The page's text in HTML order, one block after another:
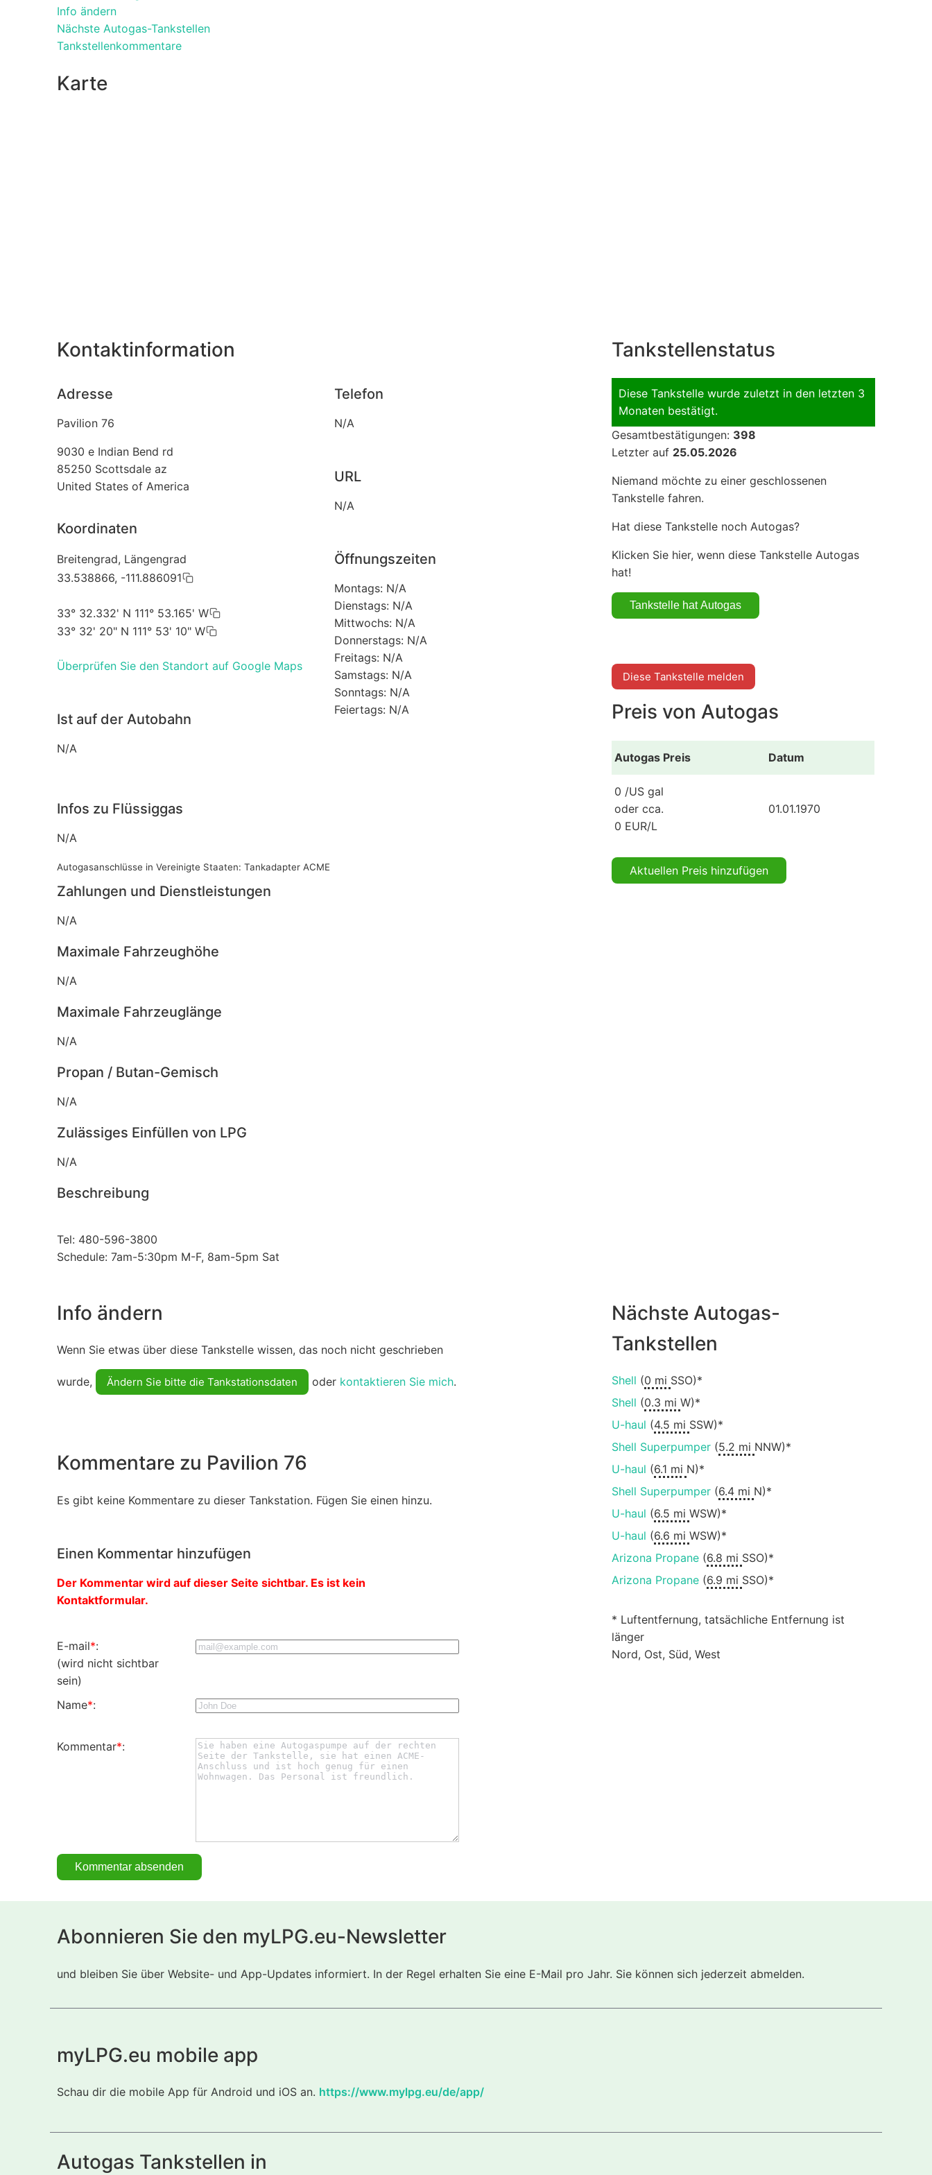
Info ändern
Nächste Autogas-Tankstellen
Tankstellenkommentare
Karte
Kontaktinformation
Adresse
Pavilion 76
9030 e Indian Bend rd
85250 Scottsdale az
United States of America
Koordinaten
Breitengrad, Längengrad
33.538866, -111.886091
33° 32.332' N 111° 53.165' W
33° 32' 20" N 111° 53' 10" W
Überprüfen Sie den Standort auf Google Maps
Ist auf der Autobahn
N/A
Telefon
N/A
URL
N/A
Öffnungszeiten
Montags: N/A
Dienstags: N/A
Mittwochs: N/A
Donnerstags: N/A
Freitags: N/A
Samstags: N/A
Sonntags: N/A
Feiertags: N/A
Infos zu Flüssiggas
N/A
Autogasanschlüsse in Vereinigte Staaten: Tankadapter ACME
Zahlungen und Dienstleistungen
N/A
Maximale Fahrzeughöhe
N/A
Maximale Fahrzeuglänge
N/A
Propan / Butan-Gemisch
N/A
Zulässiges Einfüllen von LPG
N/A
Beschreibung
Tel: 480-596-3800
Schedule: 7am-5:30pm M-F, 8am-5pm Sat
Tankstellenstatus
Diese Tankstelle wurde zuletzt in den letzten 3
Monaten bestätigt.
Gesamtbestätigungen: 398
Letzter auf 25.05.2026
Niemand möchte zu einer geschlossenen
Tankstelle fahren.
Hat diese Tankstelle noch Autogas?
Klicken Sie hier, wenn diese Tankstelle Autogas
hat!
Diese Tankstelle melden
Preis von Autogas
Autogas Preis Datum
0 /US gal
oder cca.
0 EUR/L
01.01.1970
Aktuellen Preis hinzufügen
Info ändern
Wenn Sie etwas über diese Tankstelle wissen, das noch nicht geschrieben
wurde, Ändern Sie bitte die Tankstationsdaten oder kontaktieren Sie mich.
Kommentare zu Pavilion 76
Es gibt keine Kommentare zu dieser Tankstation. Fügen Sie einen hinzu.
Einen Kommentar hinzufügen
Der Kommentar wird auf dieser Seite sichtbar. Es ist kein
Kontaktformular.
E-mail*:
(wird nicht sichtbar
sein)
Name*:
Kommentar*:
Nächste Autogas-
Tankstellen
Shell (0 mi SSO)*
Shell (0.3 mi W)*
U-haul (4.5 mi SSW)*
Shell Superpumper(5.2 mi NNW)*
U-haul (6.1 mi N)*
Shell Superpumper(6.4 mi N)*
U-haul (6.5 mi WSW)*
U-haul (6.6 mi WSW)*
Arizona Propane(6.8 mi SSO)*
Arizona Propane(6.9 mi SSO)*
* Luftentfernung, tatsächliche Entfernung ist
länger
Nord, Ost, Süd, West
Abonnieren Sie den myLPG.eu-Newsletter
und bleiben Sie über Website- und App-Updates informiert. In der Regel erhalten Sie eine E-Mail pro Jahr. Sie können sich jederzeit abmelden.
myLPG.eu mobile app
Schau dir die mobile App für Android und iOS an. https://www.mylpg.eu/de/app/
Autogas Tankstellen in